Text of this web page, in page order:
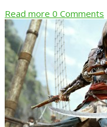
Read more 0 Comments